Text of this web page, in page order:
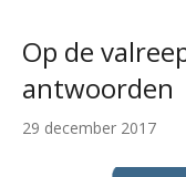
Op de
antwoorden
29 december 2017